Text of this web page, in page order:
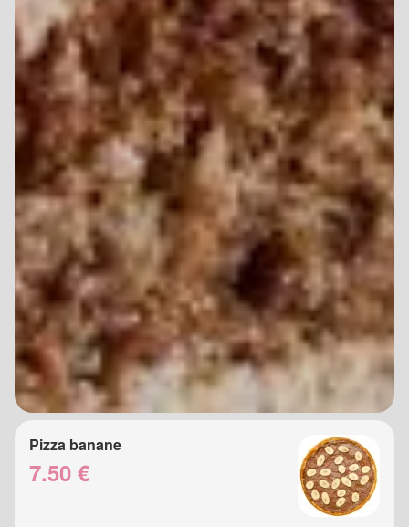
Pizza banane
7.50 €